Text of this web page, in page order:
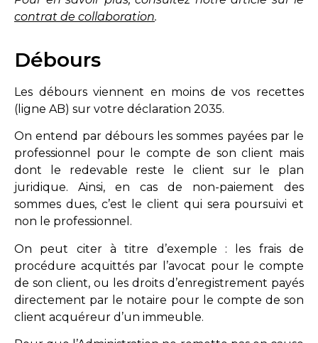
contrat de collaboration.
Débours
Les débours viennent en moins de vos recettes
(ligne AB) sur votre déclaration 2035.
On entend par débours les sommes payées par le
professionnel pour le compte de son client mais
dont le redevable reste le client sur le plan
juridique. Ainsi, en cas de non-paiement des
sommes dues, c’est le client qui sera poursuivi et
non le professionnel.
On peut citer à titre d’exemple : les frais de
procédure acquittés par l’avocat pour le compte
de son client, ou les droits d’enregistrement payés
directement par le notaire pour le compte de son
client acquéreur d’un immeuble.